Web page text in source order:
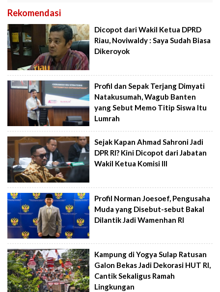
Rekomendasi
Dicopot dari Wakil Ketua DPRD
Riau, Noviwaldy : Saya Sudah Biasa
Dikeroyok
Profil dan Sepak Terjang Dimyati
Natakusumah, Wagub Banten
yang Sebut Memo Titip Siswa Itu
Lumrah
Sejak Kapan Ahmad Sahroni Jadi
DPR RI? Kini Dicopot dari Jabatan
Wakil Ketua Komisi III
Profil Norman Joesoef, Pengusaha
Muda yang Disebut-sebut Bakal
Dilantik Jadi Wamenhan RI
Kampung di Yogya Sulap Ratusan
Galon Bekas Jadi Dekorasi HUT RI,
Cantik Sekaligus Ramah
Lingkungan